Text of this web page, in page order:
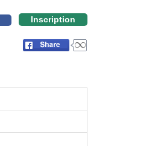
Inscription